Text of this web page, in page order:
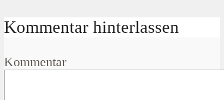
Kommentar hinterlassen
Kommentar